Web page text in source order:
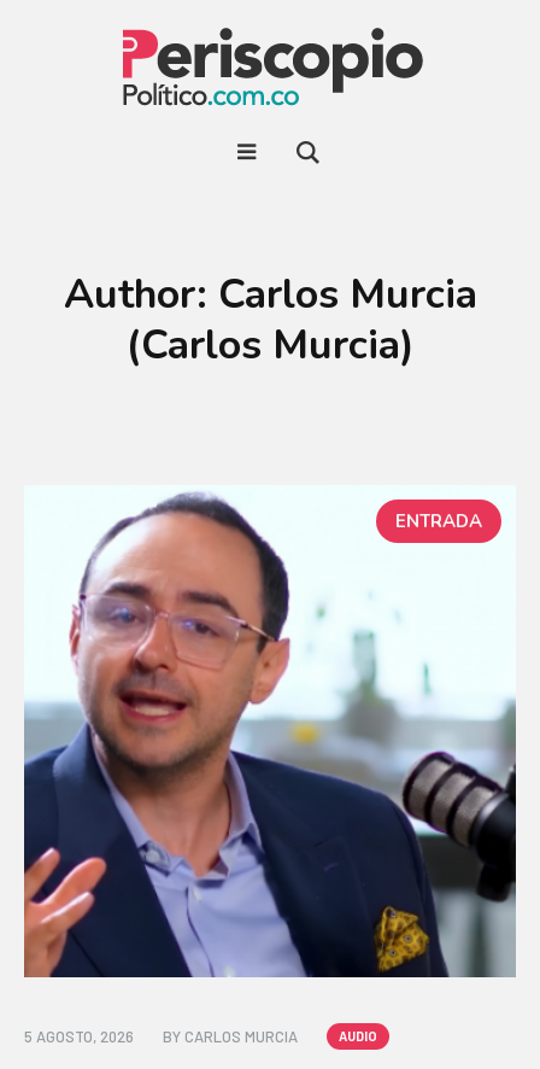
Author: Carlos Murcia
(Carlos Murcia)
ENTRADA
5 AGOSTO, 2026 BY CARLOS MURCIA AUDIO